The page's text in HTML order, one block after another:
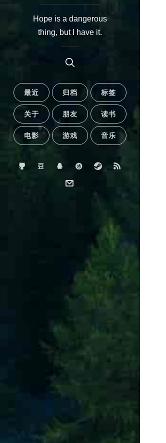
Hope is a dangerous
thing, but I have it.
最近 归档 标签
关于 朋友 读书
电影 游戏 音乐